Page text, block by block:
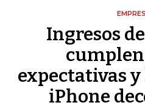
Ingresos
expectativas
iPhone